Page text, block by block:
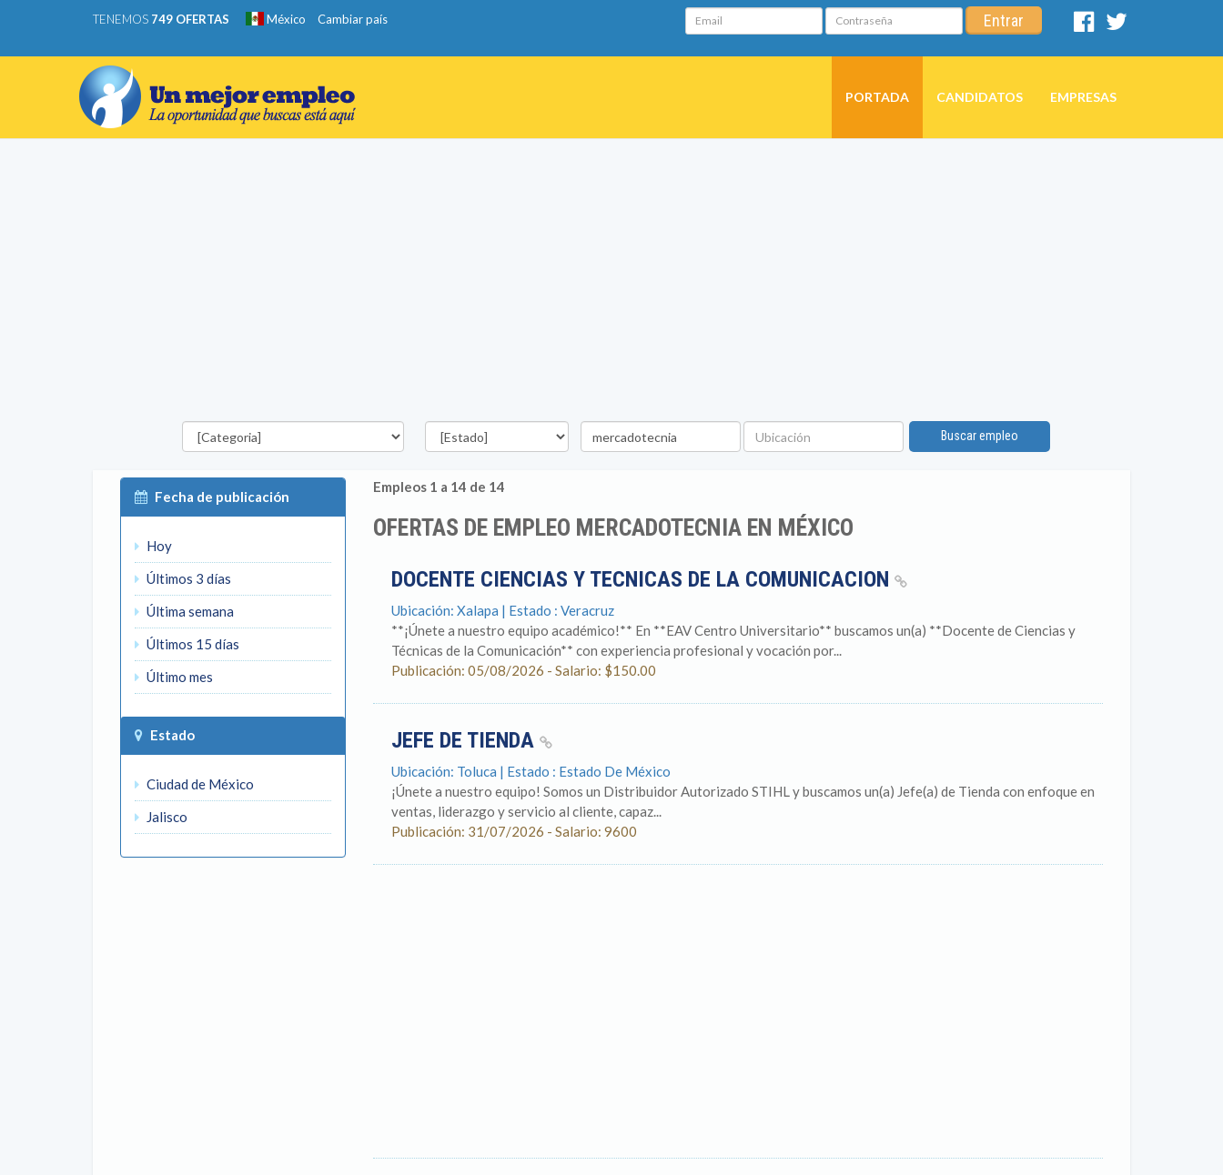
TENEMOS 749 OFERTAS México Cambiar país Email Contraseña Entrar
Facebook
PORTADA CANDIDATOS EMPRESAS
Categorías Estado
Palabra
clave
Ubicación
Buscar empleo
Fecha de publicación
Hoy
Últimos 3 días
Última semana
Últimos 15 días
Último mes
Estado
Ciudad de México
Jalisco
Empleos 1 a 14 de 14
OFERTAS DE EMPLEO MERCADOTECNIA EN MÉXICO
DOCENTE CIENCIAS Y TECNICAS DE LA COMUNICACION
Ubicación: Xalapa | Estado : Veracruz
**¡Únete a nuestro equipo académico!** En **EAV Centro Universitario** buscamos un(a) **Docente de Ciencias y
Técnicas de la Comunicación** con experiencia profesional y vocación por...
Publicación: 05/08/2026 - Salario: $150.00
JEFE DE TIENDA
Ubicación: Toluca | Estado : Estado De México
¡Únete a nuestro equipo! Somos un Distribuidor Autorizado STIHL y buscamos un(a) Jefe(a) de Tienda con enfoque en
ventas, liderazgo y servicio al cliente, capaz...
Publicación: 31/07/2026 - Salario: 9600